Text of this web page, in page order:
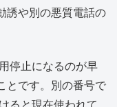
誘や別の悪質電話の
停止になるのが早
とです。別の番号で
ると現在使われて